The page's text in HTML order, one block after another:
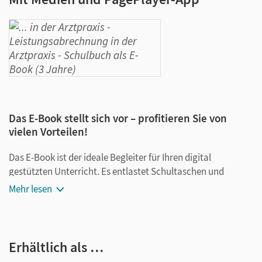
Das E-Book stellt sich vor – profitieren Sie von
vielen Vorteilen!
Das E-Book ist der ideale Begleiter für Ihren digital
gestützten Unterricht. Es entlastet Schultaschen und
Rucksäcke und ist jederzeit unkompliziert verfügbar.
Notizen erstellen
Markierungen setzen
Mehr lesen
Erhältlich als …